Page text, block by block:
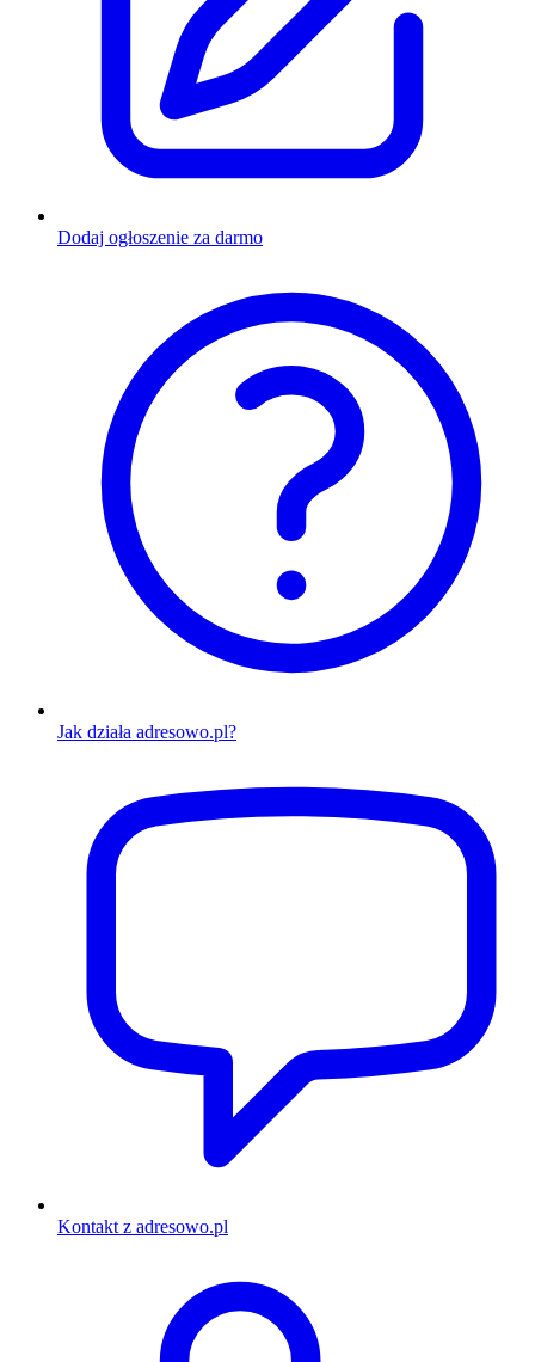
Dodaj ogłoszenie za darmo
Jak działa adresowo.pl?
Kontakt z adresowo.pl